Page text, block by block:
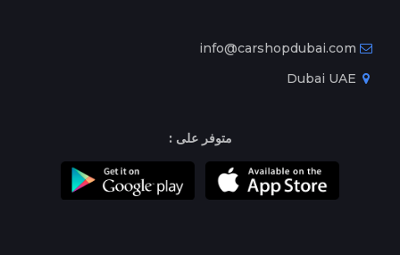
info@carshopdubai.com
متوفر على :